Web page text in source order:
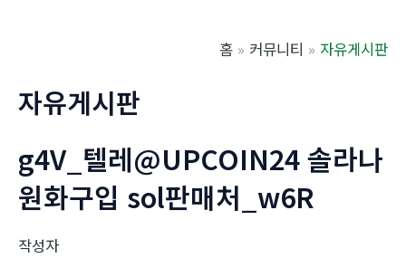
홈 커뮤니티 자유게시판
자유게시판
g4V_텔레@UPCOIN24 솔라나
원화구입 sol판매처_w6R
작성자